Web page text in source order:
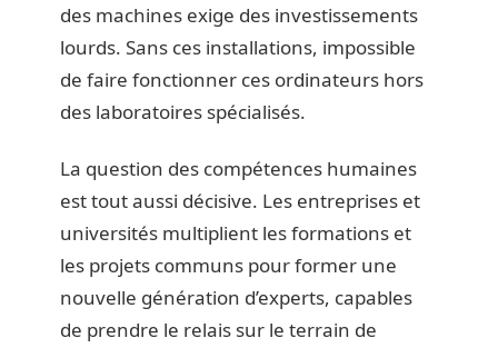
des machines exige des investissements
lourds. Sans ces installations, impossible
de faire fonctionner ces ordinateurs hors
des laboratoires spécialisés.
La question des compétences humaines
est tout aussi décisive. Les entreprises et
universités multiplient les formations et
les projets communs pour former une
nouvelle génération d’experts, capables
de prendre le relais sur le terrain de